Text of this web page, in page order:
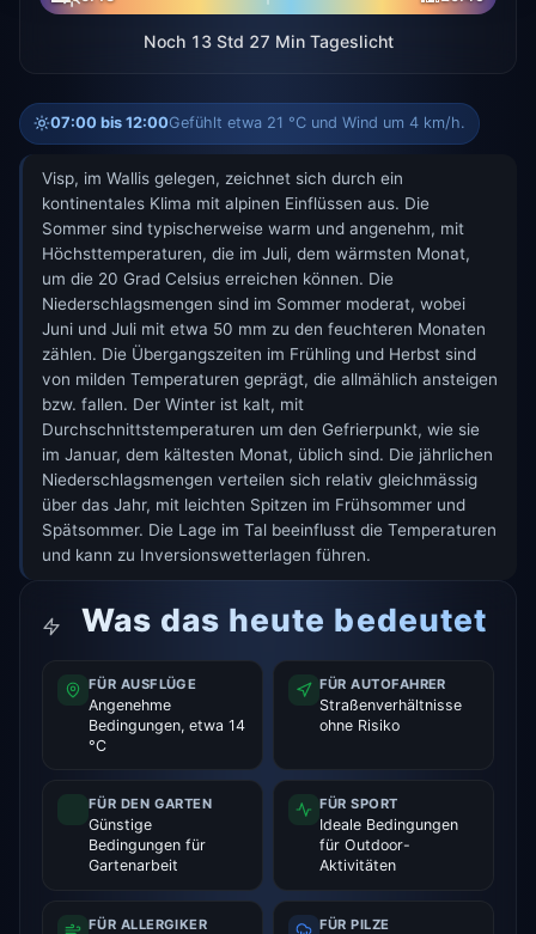
Noch 13 Std 27 Min Tageslicht
07:00 bis 12:00Gefühlt etwa 21 °C und Wind um 4 km/h.
Visp, im Wallis gelegen, zeichnet sich durch ein
kontinentales Klima mit alpinen Einflüssen aus. Die
Sommer sind typischerweise warm und angenehm, mit
Höchsttemperaturen, die im Juli, dem wärmsten Monat,
um die 20 Grad Celsius erreichen können. Die
Niederschlagsmengen sind im Sommer moderat, wobei
Juni und Juli mit etwa 50 mm zu den feuchteren Monaten
zählen. Die Übergangszeiten im Frühling und Herbst sind
von milden Temperaturen geprägt, die allmählich ansteigen
bzw. fallen. Der Winter ist kalt, mit
Durchschnittstemperaturen um den Gefrierpunkt, wie sie
im Januar, dem kältesten Monat, üblich sind. Die jährlichen
Niederschlagsmengen verteilen sich relativ gleichmässig
über das Jahr, mit leichten Spitzen im Frühsommer und
Spätsommer. Die Lage im Tal beeinflusst die Temperaturen
und kann zu Inversionswetterlagen führen.
Was das heute bedeutet
FÜR AUSFLÜGE
Angenehme
Bedingungen, etwa 14
°C
FÜR AUTOFAHRER
Straßenverhältnisse
ohne Risiko
FÜR DEN GARTEN
Günstige
Bedingungen für
Gartenarbeit
FÜR SPORT
Ideale Bedingungen
für Outdoor-
Aktivitäten
FÜR ALLERGIKER FÜR PILZE